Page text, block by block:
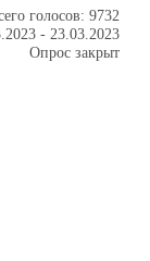
голосов: 9732
- 23.03.2023
Опрос закрыт